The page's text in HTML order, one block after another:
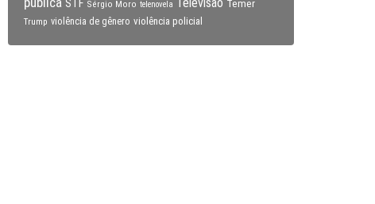
STF Sérgio Moro telenovela Temer
Trump violência de gênero violência policial